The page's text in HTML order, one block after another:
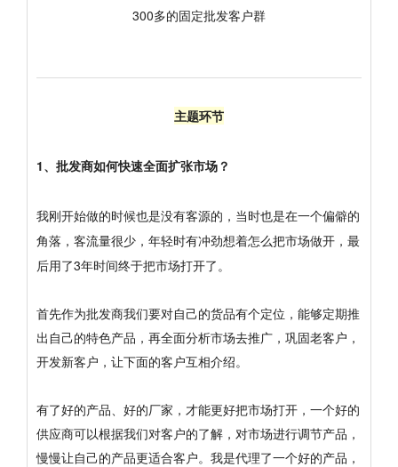
300多的固定批发客户群
主题环节
1、批发商如何快速全面扩张市场？
我刚开始做的时候也是没有客源的，当时也是在一个偏僻的
角落，客流量很少，年轻时有冲劲想着怎么把市场做开，最
后用了3年时间终于把市场打开了。
首先作为批发商我们要对自己的货品有个定位，能够定期推
出自己的特色产品，再全面分析市场去推广，巩固老客户，
开发新客户，让下面的客户互相介绍。
有了好的产品、好的厂家，才能更好把市场打开，一个好的
供应商可以根据我们对客户的了解，对市场进行调节产品，
慢慢让自己的产品更适合客户。我是代理了一个好的产品，